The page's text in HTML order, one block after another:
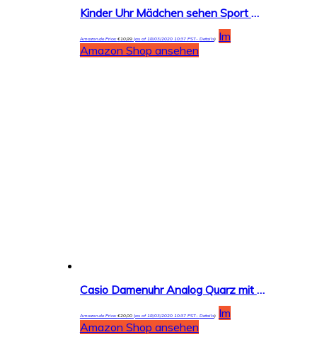
Kinder Uhr Mädchen sehen Sport Wasserdichte niedliche Welle Punkt Quarzuhr Nachtlicht Mädchen Silikon Uhr Unterricht Uhr Kinder Geschenk
Amazon.de Price:€10,99(as of 18/03/2020 10:37 PST- Details)
Im
Amazon Shop ansehen
Casio Damenuhr Analog Quarz mit Resinarmband – MW-59
Amazon.de Price:€20,00(as of 18/03/2020 10:37 PST- Details)
Im
Amazon Shop ansehen